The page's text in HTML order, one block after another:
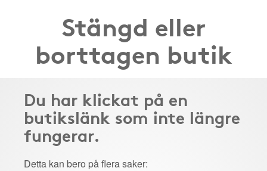
Stängd eller
borttagen butik
Du har klickat på en
butikslänk som inte längre
fungerar.
Detta kan bero på flera saker: